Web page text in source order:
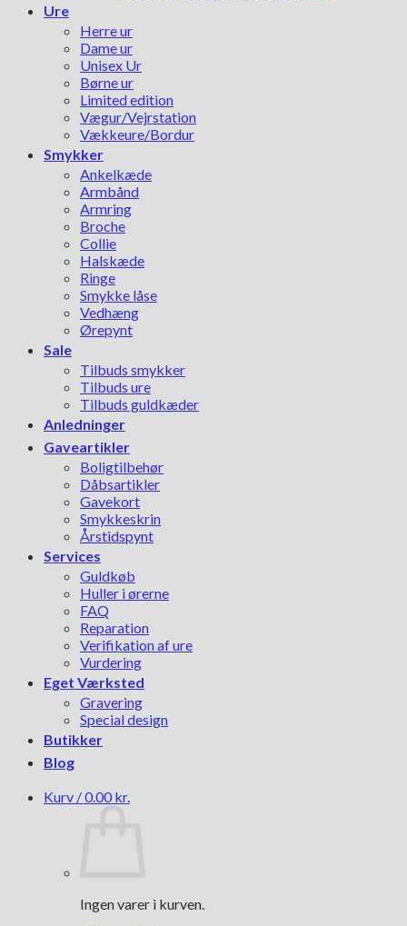
Ure
Herre ur
Dame ur
Unisex Ur
Børne ur
Limited edition
Vægur/Vejrstation
Vækkeure/Bordur
Smykker
Ankelkæde
Armbånd
Armring
Broche
Collie
Halskæde
Ringe
Smykke låse
Vedhæng
Ørepynt
Sale
Tilbuds smykker
Tilbuds ure
Tilbuds guldkæder
Anledninger
Gaveartikler
Boligtilbehør
Dåbsartikler
Gavekort
Smykkeskrin
Årstidspynt
Services
Guldkøb
Huller i ørerne
FAQ
Reparation
Verifikation af ure
Vurdering
Eget Værksted
Gravering
Special design
Butikker
Blog
Kurv /0.00 kr.
Ingen varer i kurven.